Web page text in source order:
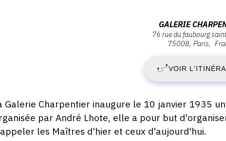
:
10
Faubourg
Saint-
Honoré,
GALERIE
76 rue du faubourg
75008 Paris
VOIR
Galerie Charpentier inaugure le 10 janvier 1935
par André Lhote, elle a pour but
les Maîtres d'hier et ceux d'aujourd'hui.